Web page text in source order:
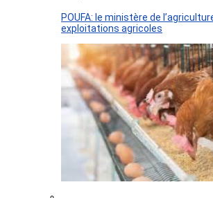
POUFA: le ministère de
exploitations agricoles